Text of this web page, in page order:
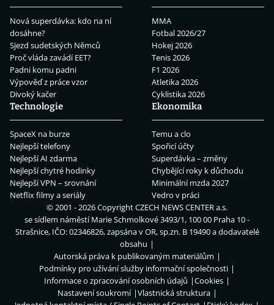
Nová superdávka: kdo na ní
dosáhne?
Sjezd sudetských Němců
Proč vláda zavádí EET?
Padni komu padni
Výpověď z práce vzor
Divoký kačer
MMA
Fotbal 2026/27
Hokej 2026
Tenis 2026
F1 2026
Atletika 2026
Cyklistika 2026
Technologie
SpaceX na burze
Nejlepší telefony
Nejlepší AI zdarma
Nejlepší chytré hodinky
Nejlepší VPN – srovnání
Netflix filmy a seriály
Ekonomika
Temu a clo
Spořicí účty
Superdávka – změny
Chybějící roky k důchodu
Minimální mzda 2027
Vedro v práci
© 2001 - 2026 CopyrightCZECH NEWS CENTER a.s.
se sídlem náměstí Marie Schmolkové 3493/1, 100 00 Praha 10 -
Strašnice, IČO: 02346826, zapsána v OR, sp.zn. B 19490 a dodavatelé
obsahu
Autorská práva k publikovaným materiálům
Podmínky pro užívání služby informační společnosti
Informace o zpracování osobních údajů
Cookies
Nastavení soukromí
Vlastnická struktura